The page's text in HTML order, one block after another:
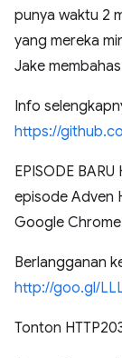
punya waktu 2
yang mereka
Jake
Info
https://
EPISODE
episode Adven
Google
Berlangganan
http://goo.gl/
Tonton